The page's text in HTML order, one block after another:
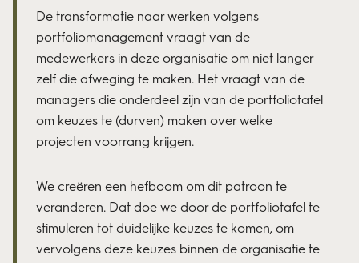
De transformatie naar werken volgens
portfoliomanagement vraagt van de
medewerkers in deze organisatie om niet langer
zelf die afweging te maken. Het vraagt van de
managers die onderdeel zijn van de portfoliotafel
om keuzes te (durven) maken over welke
projecten voorrang krijgen.
We creëren een hefboom om dit patroon te
veranderen. Dat doe we door de portfoliotafel te
stimuleren tot duidelijke keuzes te komen, om
vervolgens deze keuzes binnen de organisatie te